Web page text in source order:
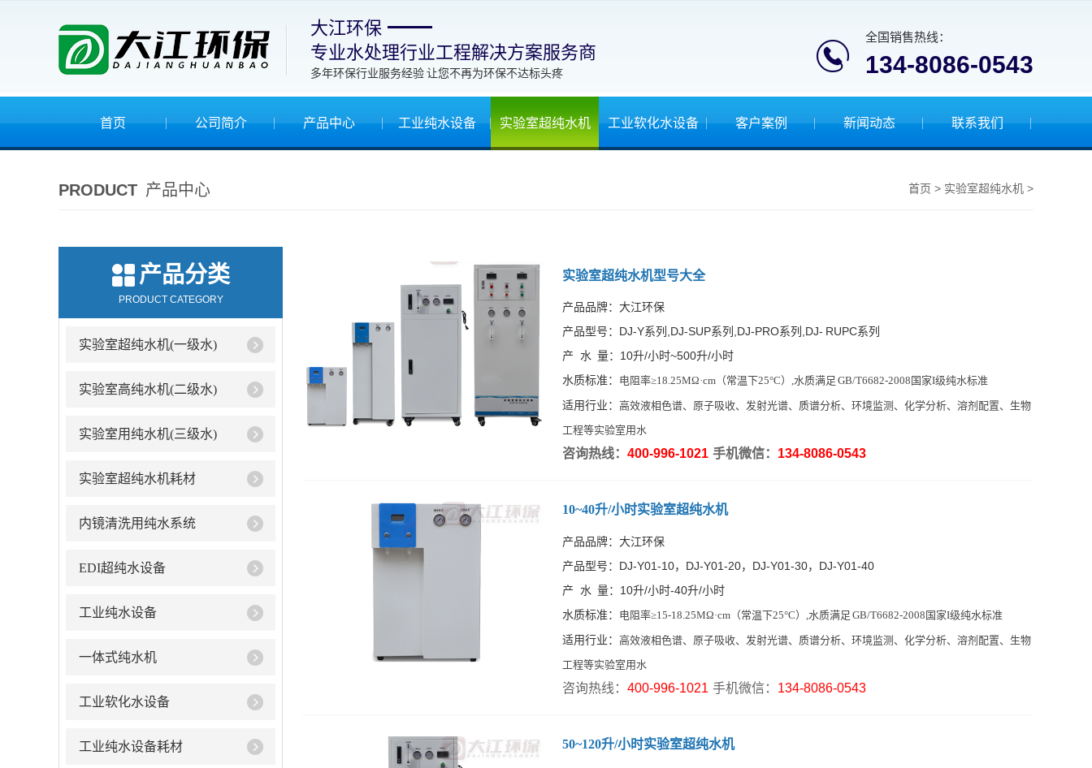
大江环保
专业水处理行业工程解决方案服务商
多年环保行业服务经验 让您不再为环保不达标头疼
全国销售热线：
134-8086-0543
首页 公司简介 产品中心 工业纯水设备 实验室超纯水机 工业软化水设备 客户案例 新闻动态 联系我们
PRODUCT 产品中心 首页 > 实验室超纯水机 >
产品分类
PRODUCT CATEGORY
实验室超纯水机(一级水)
实验室高纯水机(二级水)
实验室用纯水机(三级水)
实验室超纯水机耗材
内镜清洗用纯水系统
EDI超纯水设备
工业纯水设备
一体式纯水机
工业软化水设备
工业纯水设备耗材
实验室超纯水机型号大全
产品品牌：大江环保
产品型号：DJ-Y系列,DJ-SUP系列,DJ-PRO系列,DJ- RUPC系列
产 水 量：10升/小时~500升/小时
水质标准： 电阻率≥18.25MΩ·cm（常温下25°C）,水质满足 GB/T6682-2008国家I级纯水标准
适用行业： 高效液相色谱、原子吸收、发射光谱、质谱分析、环境监测、化学分析、溶剂配置、生物
工程等实验室用水
咨询热线： 400-996-1021 手机微信： 134-8086-0543
10~40升/小时实验室超纯水机
产品品牌：大江环保
产品型号：DJ-Y01-10，DJ-Y01-20，DJ-Y01-30，DJ-Y01-40
产 水 量：10升/小时-40升/小时
水质标准： 电阻率≥15-18.25MΩ·cm（常温下25°C）,水质满足 GB/T6682-2008国家I级纯水标准
适用行业： 高效液相色谱、原子吸收、发射光谱、质谱分析、环境监测、化学分析、溶剂配置、生物
工程等实验室用水
咨询热线： 400-996-1021 手机微信： 134-8086-0543
50~120升/小时实验室超纯水机